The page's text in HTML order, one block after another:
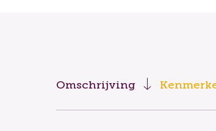
Omschrijving